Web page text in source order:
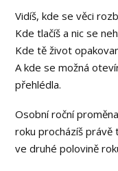
Vidíš, kde se věci
Kde tlačíš a nic se
Kde tě život
A kde se možná
přehlédla.
Osobní roční
roku procházíš
ve druhé polovině